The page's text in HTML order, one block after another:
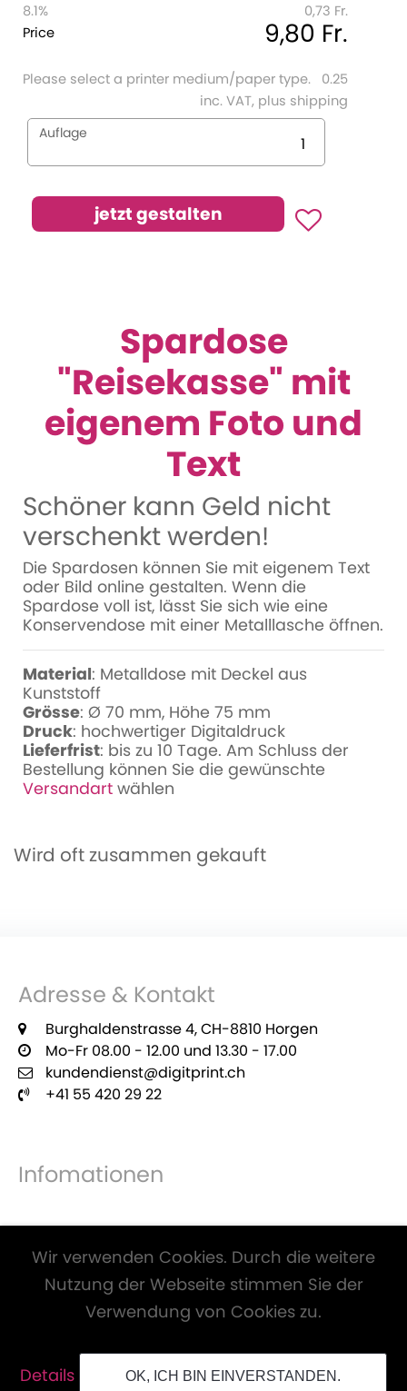
8.1%
0,73 Fr.
Price
9,80 Fr.
Please select a printer medium/paper type.
0.25
inc. VAT, plus shipping
Auflage
Spardose
"Reisekasse" mit
eigenem Foto und
Text
Schöner kann Geld nicht
verschenkt werden!
Die Spardosen können Sie mit eigenem Text
oder Bild online gestalten. Wenn die
Spardose voll ist, lässt Sie sich wie eine
Konservendose mit einer Metalllasche öffnen.
Material: Metalldose mit Deckel aus
Kunststoff
Grösse: Ø 70 mm, Höhe 75 mm
Druck: hochwertiger Digitaldruck
Lieferfrist: bis zu 10 Tage. Am Schluss der
Bestellung können Sie die gewünschte
Versandart wählen
Wird oft zusammen gekauft
Adresse & Kontakt
Burghaldenstrasse 4, CH-8810 Horgen
Mo-Fr 08.00 - 12.00 und 13.30 - 17.00
kundendienst@digitprint.ch
+41 55 420 29 22
Infomationen
Alle Preise inkl. Mwst. und zzgl.Versandkosten
Wir verwenden Cookies. Durch die weitere
Nutzung der Webseite stimmen Sie der
Verwendung von Cookies zu.
Details OK, ICH BIN EINVERSTANDEN.